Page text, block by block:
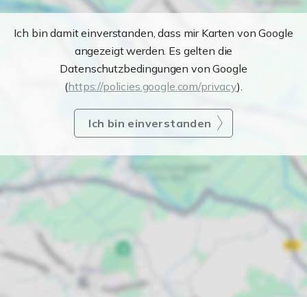
Ich bin damit einverstanden, dass mir Karten von Google
angezeigt werden. Es gelten die
Datenschutzbedingungen von Google
(https://policies.google.com/privacy).
Ich bin einverstanden